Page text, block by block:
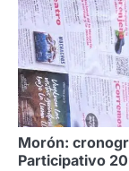
Morón:
Participativo